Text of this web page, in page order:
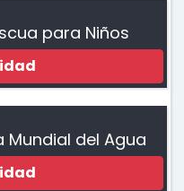
para Niños
Mundial del Agua